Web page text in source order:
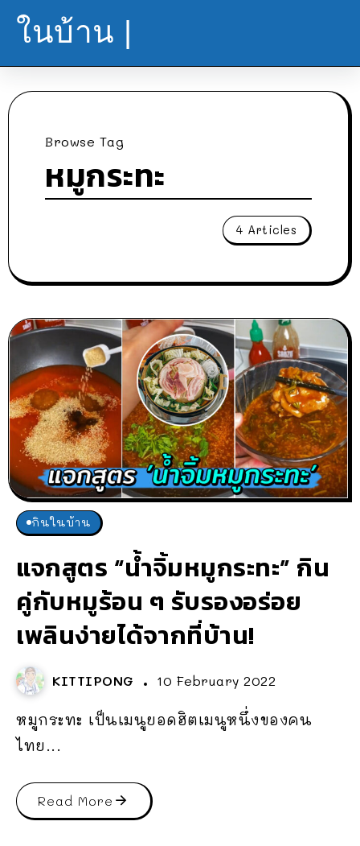
ในบ้าน |
Browse Tag
หมูกระทะ
4 Articles
กินในบ้าน
แจกสูตร “น้ำจิ้มหมูกระทะ” กิน
คู่กับหมูร้อน ๆ รับรองอร่อย
เพลินง่ายได้จากที่บ้าน!
KITTIPONG 10 February 2022
หมูกระทะ เป็นเมนูยอดฮิตเมนูหนึ่งของคน
ไทย...
Read More